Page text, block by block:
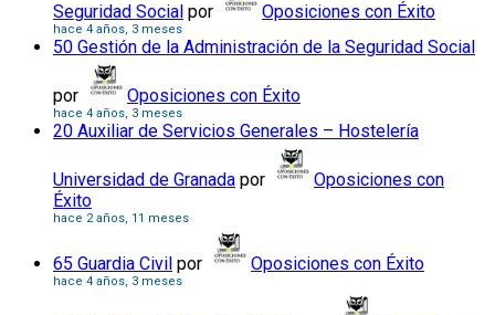
Seguridad Social por Oposiciones con Éxito
hace 4 años, 3 meses
50 Gestión de la Administración de la Seguridad Social
por Oposiciones con Éxito
hace 4 años, 3 meses
20 Auxiliar de Servicios Generales – Hostelería
Universidad de Granada por
Oposiciones con
Éxito
hace 2 años, 11 meses
65 Guardia Civil por Oposiciones con Éxito
hace 4 años, 3 meses